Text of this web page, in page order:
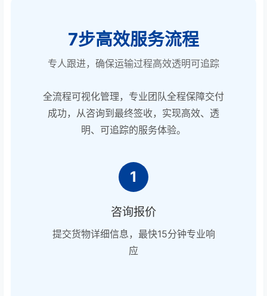
7步高效服务流程
专人跟进，确保运输过程高效透明可追踪
全流程可视化管理，专业团队全程保障交付
成功，从咨询到最终签收，实现高效、透
明、可追踪的服务体验。
1
咨询报价
提交货物详细信息，最快15分钟专业响
应